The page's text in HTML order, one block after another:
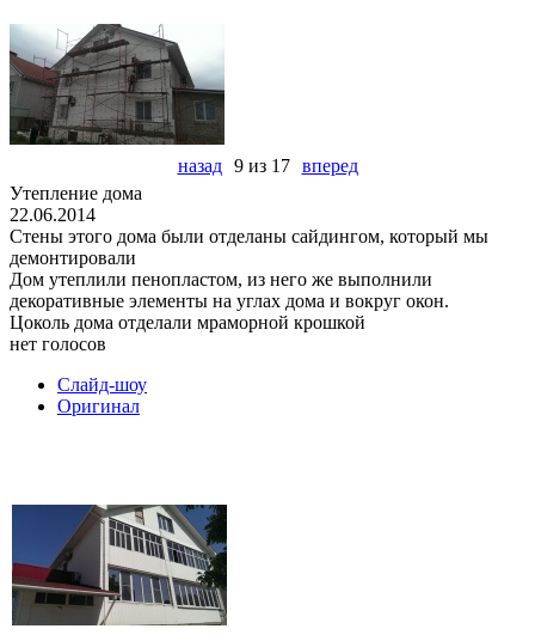
назад 9 из 17
вперед
Утепление дома
22.06.2014
Стены этого дома были отделаны сайдингом, который мы
демонтировали
Дом утеплили пенопластом, из него же выполнили
декоративные элементы на углах дома и вокруг окон.
Цоколь дома отделали мраморной крошкой
нет голосов
Слайд-шоу
Оригинал